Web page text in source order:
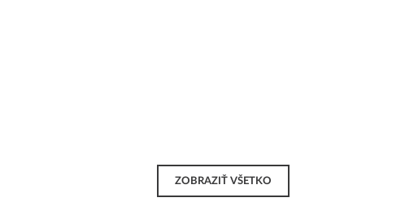
ZOBRAZIŤ VŠETKO